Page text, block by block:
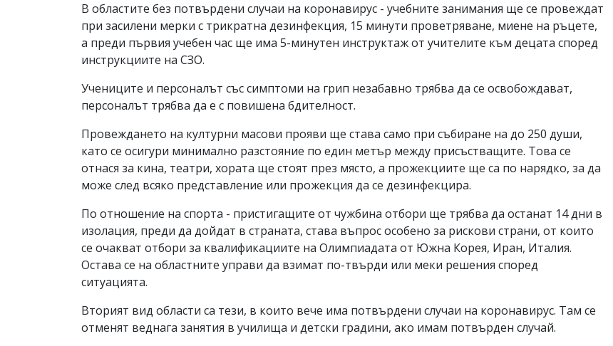
В областите без потвърдени случаи на коронавирус - учебните занимания ще се провеждат
при засилени мерки с трикратна дезинфекция, 15 минути проветряване, миене на ръцете,
а преди първия учебен час ще има 5-минутен инструктаж от учителите към децата според
инструкциите на СЗО.
Учениците и персоналът със симптоми на грип незабавно трябва да се освобождават,
персоналът трябва да е с повишена бдителност.
Провеждането на културни масови прояви ще става само при събиране на до 250 души,
като се осигури минимално разстояние по един метър между присъстващите. Това се
отнася за кина, театри, хората ще стоят през място, а прожекциите ще са по нарядко, за да
може след всяко представление или прожекция да се дезинфекцира.
По отношение на спорта - пристигащите от чужбина отбори ще трябва да останат 14 дни в
изолация, преди да дойдат в страната, става въпрос особено за рискови страни, от които
се очакват отбори за квалификациите на Олимпиадата от Южна Корея, Иран, Италия.
Остава се на областните управи да взимат по-твърди или меки решения според
ситуацията.
Вторият вид области са тези, в които вече има потвърдени случаи на коронавирус. Там се
отменят веднага занятия в училища и детски градини, ако имам потвърден случай.